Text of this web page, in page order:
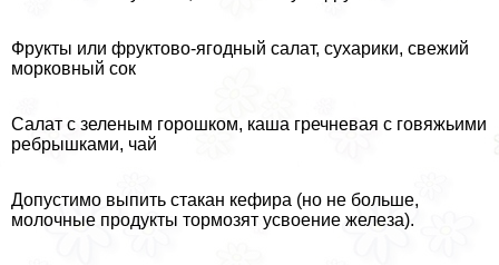
Фрукты или фруктово-ягодный салат, сухарики, свежий
морковный сок
Салат с зеленым горошком, каша гречневая с говяжьими
ребрышками, чай
Допустимо выпить стакан кефира (но не больше,
молочные продукты тормозят усвоение железа).